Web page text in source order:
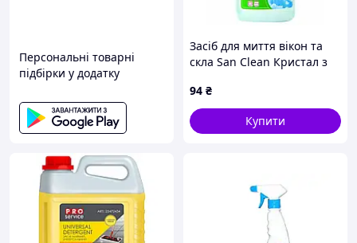
Персональні товарні
підбірки у додатку
Засіб для миття вікон та
скла San Clean Кристал з
500 мл
94 ₴
Купити